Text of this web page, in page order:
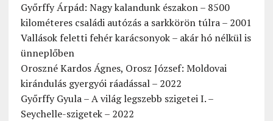
Győrffy Árpád: Nagy kalandunk északon – 8500
kilométeres családi autózás a sarkkörön túlra – 2001
Vallások feletti fehér karácsonyok – akár hó nélkül is
ünneplőben
Oroszné Kardos Ágnes, Orosz József: Moldovai
kirándulás gyergyói ráadással – 2022
Győrffy Gyula – A világ legszebb szigetei I. –
Seychelle-szigetek – 2022